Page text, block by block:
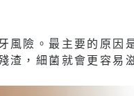
風險。最主要的原因
渣，細菌就會更容易